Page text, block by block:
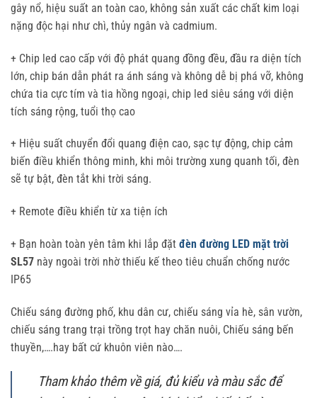
gây nổ, hiệu suất an toàn cao, không sản xuất các chất kim loại
nặng độc hại như chì, thủy ngân và cadmium.
+ Chip led cao cấp với độ phát quang đồng đều, đầu ra diện tích
lớn, chip bán dẫn phát ra ánh sáng và không dễ bị phá vỡ, không
chứa tia cực tím và tia hồng ngoại, chip led siêu sáng với diện
tích sáng rộng, tuổi thọ cao
+ Hiệu suất chuyển đổi quang điện cao, sạc tự động, chip cảm
biến điều khiển thông minh, khi môi trường xung quanh tối, đèn
sẽ tự bật, đèn tắt khi trời sáng.
+ Remote điều khiển từ xa tiện ích
+ Bạn hoàn toàn yên tâm khi lắp đặt đèn đường LED mặt trời
SL57 này ngoài trời nhờ thiếu kế theo tiêu chuẩn chống nước
IP65
Chiếu sáng đường phố, khu dân cư, chiếu sáng vỉa hè, sân vườn,
chiếu sáng trang trại trồng trọt hay chăn nuôi, Chiếu sáng bến
thuyền,….hay bất cứ khuôn viên nào….
Tham khảo thêm về giá, đủ kiểu và màu sắc để